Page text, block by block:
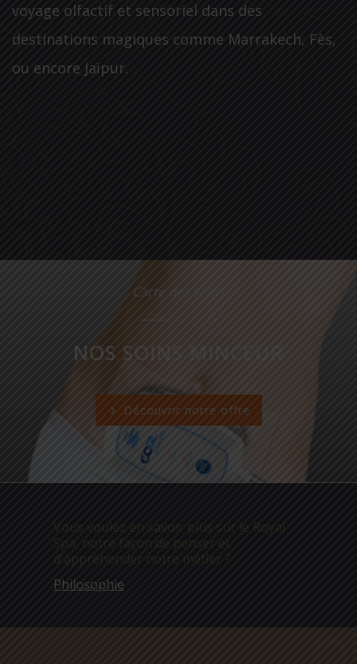
voyage olfactif et sensoriel dans des
destinations magiques comme Marrakech, Fès,
ou encore Jaïpur.
Carte des soins
NOS SOINS MINCEUR
Découvrir notre offre
Vous voulez en savoir plus sur le Royal
Spa, notre façon de penser et
d'appréhender notre métier ?
Philosophie